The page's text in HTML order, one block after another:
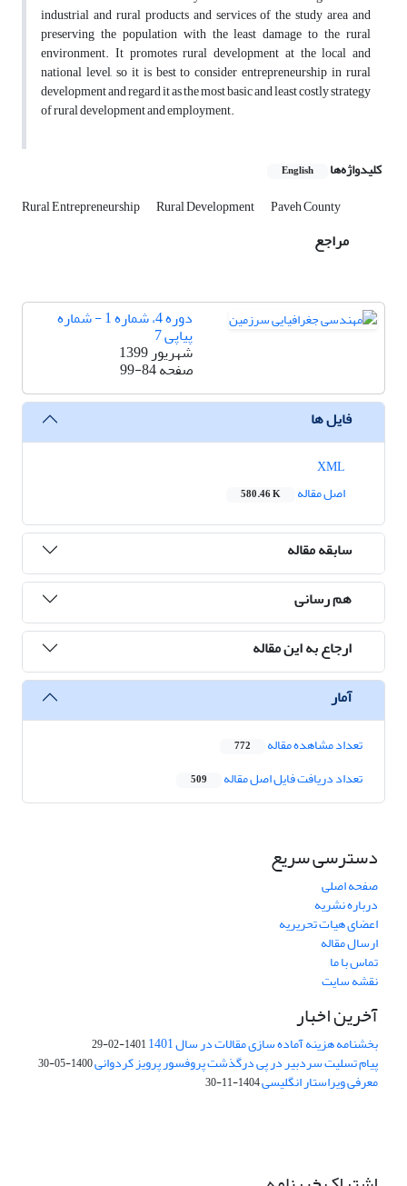
industrial and rural products and services of the study area and
preserving the population with the least damage to the rural
environment. It promotes rural development at the local and
national level, so it is best to consider entrepreneurship in rural
development and regard it as the most basic and least costly strategy
of rural development and employment.
کلیدواژه‌ها English
Rural Entrepreneurship Rural Development Paveh County
مراجع
دوره 4، شماره 1 - شماره
پیاپی 7
شهریور 1399
صفحه99-84
فایل ها
اصل مقاله
580.46 K
سابقه مقاله
هم رسانی
ارجاع به این مقاله
آمار
تعداد مشاهده مقاله 772
تعداد دریافت فایل اصل مقاله 509
دسترسی سریع
صفحه اصلی
درباره نشریه
اعضای هیات تحریریه
ارسال مقاله
تماس با ما
نقشه سایت
آخرین اخبار
بخشنامه هزینه آماده سازی مقالات در سال 1401 1401-02-29
پیام تسلیت سردبیر در پی درگذشت پروفسور پرویز کردوانی1400-05-30
معرفی ویراستار انگلیسی1404-11-30